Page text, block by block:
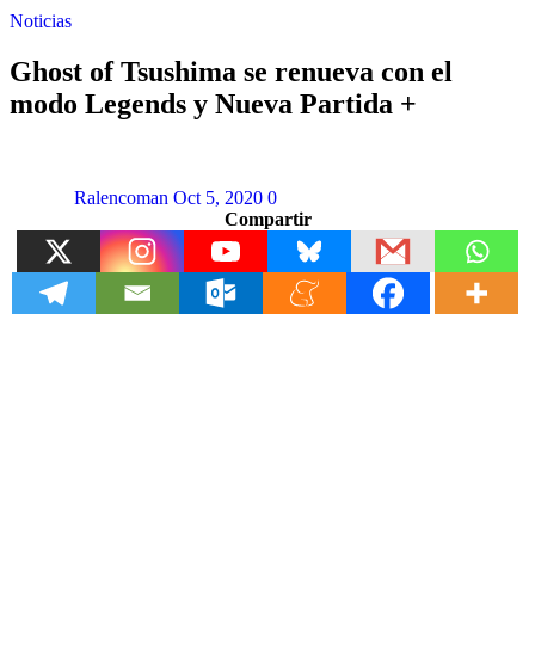
Noticias
Ghost of Tsushima se renueva con el
modo Legends y Nueva Partida +
Ralencoman Oct 5, 2020 0
Compartir